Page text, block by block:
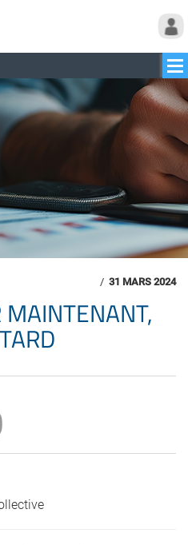
/ 31 MARS 2024
MAINTENANT,